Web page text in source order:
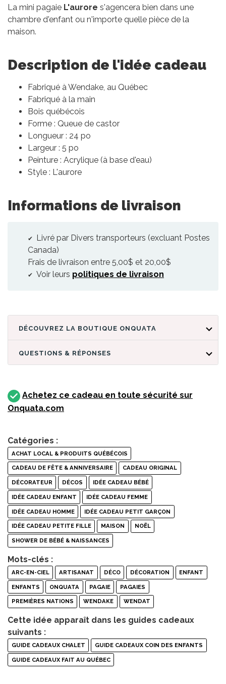
La mini pagaie L'aurore s'agencera bien dans une
chambre d'enfant ou n'importe quelle pièce de la
maison.
Description de l'idée cadeau
Fabriqué à Wendake, au Québec
Fabriqué à la main
Bois québécois
Forme : Queue de castor
Longueur : 24 po
Largeur : 5 po
Peinture : Acrylique (à base d'eau)
Style : L'aurore
Informations de livraison
Livré par Divers transporteurs (excluant Postes
Canada)
Frais de livraison entre 5,00$ et 20,00$
Voir leurs politiques de livraison
DÉCOUVREZ LA BOUTIQUE ONQUATA
QUESTIONS & RÉPONSES
Achetez ce cadeau en toute sécurité sur
Onquata.com
Catégories :
ACHAT LOCAL & PRODUITS QUÉBÉCOIS
CADEAU DE FÊTE & ANNIVERSAIRE CADEAU ORIGINAL
DÉCORATEUR DÉCOS IDÉE CADEAU BÉBÉ
IDÉE CADEAU ENFANT IDÉE CADEAU FEMME
IDÉE CADEAU HOMME IDÉE CADEAU PETIT GARÇON
IDÉE CADEAU PETITE FILLE MAISON NOËL
SHOWER DE BÉBÉ & NAISSANCES
Mots-clés :
ARC-EN-CIEL ARTISANAT DÉCO DÉCORATION ENFANT
ENFANTS ONQUATA PAGAIE PAGAIES
PREMIÈRES NATIONS WENDAKE WENDAT
Cette idée apparaît dans les guides cadeaux
suivants :
GUIDE CADEAUX CHALET GUIDE CADEAUX COIN DES ENFANTS
GUIDE CADEAUX FAIT AU QUÉBEC